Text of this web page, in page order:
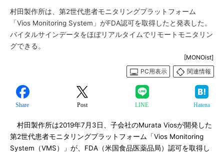
村田製作所は、第2世代患者モニタリングプラットフォーム
「Vios Monitoring System」がFDA認可を取得したと発表した。
バイタルサインデータをほぼリアルタイムでリモートモニタリン
グできる。
[MONOist]
PC用表示
関連情報
Share Post LINE Hatena
村田製作所は2019年7月3日、子会社のMurata Viosが開発した
第2世代患者モニタリングプラットフォーム「Vios Monitoring
System（VMS）」が、FDA（米国食品医薬品局）認可を取得し